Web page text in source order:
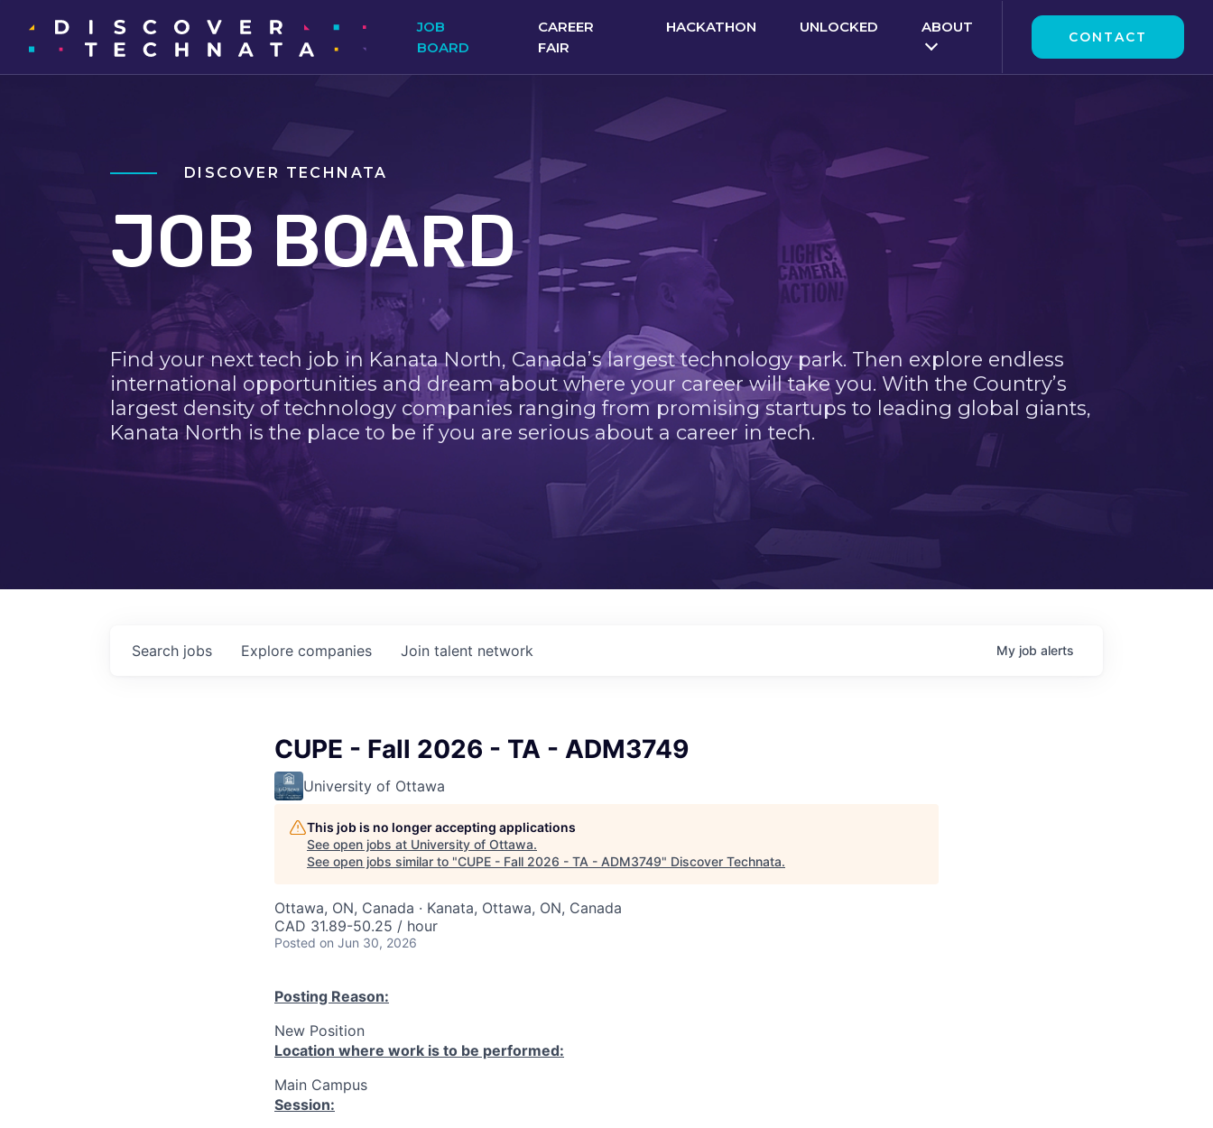
JOB
BOARD
CAREER
FAIR
HACKATHON UNLOCKED ABOUT
CONTACT
DISCOVER TECHNATA
JOB BOARD
Find your next tech job in Kanata North, Canada’s largest technology park. Then explore endless
international opportunities and dream about where your career will take you. With the Country’s
largest density of technology companies ranging from promising startups to leading global giants,
Kanata North is the place to be if you are serious about a career in tech.
Search jobs Explore companies Join talent network My job alerts
CUPE - Fall 2026 - TA - ADM3749
University of Ottawa
This job is no longer accepting applications
See open jobs at University of Ottawa.
See open jobs similar to "CUPE - Fall 2026 - TA - ADM3749" Discover Technata.
Ottawa, ON, Canada · Kanata, Ottawa, ON, Canada
CAD 31.89-50.25 / hour
Posted on Jun 30, 2026
Posting Reason:
New Position
Location where work is to be performed:
Main Campus
Session: